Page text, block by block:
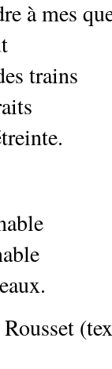
à mes
trains